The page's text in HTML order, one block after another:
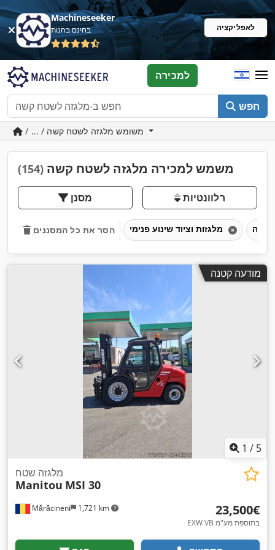
Machineseeker
בחינם בחנות לאפליקציה
חפש
למכירה
משמש למכירה מלגזה לשטח קשה (154)
מסנן רלוונטיות
הסר את כל המסננים
מודעה קטנה
1 / 5
Mărăcineni 1,721 km
מלגזה שטח
Manitou MSI 30
‏23,500 ‏€
EXW VB בתוספת מע"מ